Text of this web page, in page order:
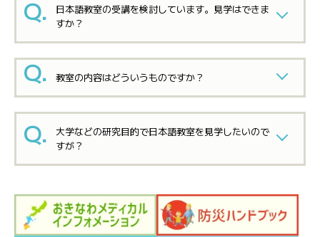
日本語教室の受講を検討しています。見学はできま
すか？
教室の内容はどういうものですか？
大学などの研究目的で日本語教室を見学したいので
すが？